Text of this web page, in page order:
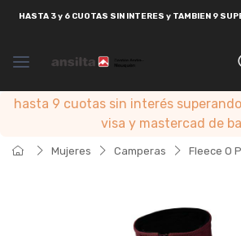
HASTA 3 y 6 CUOTAS SIN INTERES y TAMBIEN 9
hasta 9 cuotas sin interés
visa y mastercad de
Mujeres Camperas Fleece O